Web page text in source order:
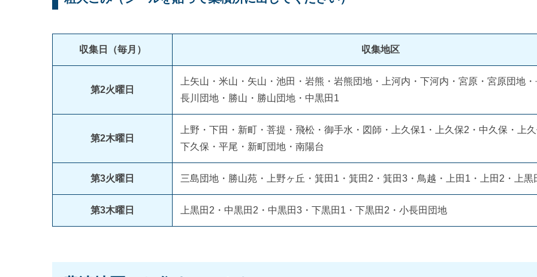
収集日（毎月） 収集地区
第2火曜日
上矢山・米山・矢山・池田・岩熊・岩熊団地・上河内・下河内・宮原・宮原団地
長川団地・勝山・勝山団地・中黒田1
第2木曜日
上野・下田・新町・菩提・飛松・御手水・図師・上久保1・上久保2・中久保・上
下久保・平尾・新町団地・南陽台
第3火曜日 三島団地・勝山苑・上野ヶ丘・箕田1・箕田2・箕田3・鳥越・上田1・上田2・上黒
第3木曜日 上黒田2・中黒田2・中黒田3・下黒田1・下黒田2・小長田団地